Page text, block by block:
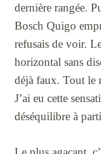
dernière rangée.
Bosch Quigo
refusais de voir.
horizontal sans
déjà faux. Tout le
J’ai eu cette
déséquilibre à